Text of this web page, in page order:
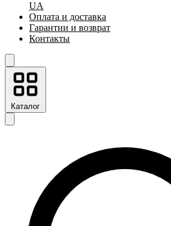
UA
Оплата и доставка
Гарантии и возврат
Контакты
Каталог